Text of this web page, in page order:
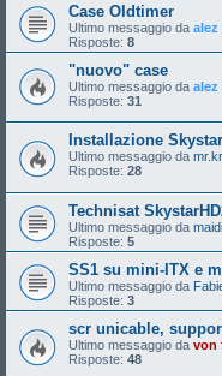
Case Oldtimer
Ultimo messaggio da alez
Risposte: 8
"nuovo" case
Ultimo messaggio da alez
Risposte: 31
Installazione
Ultimo messaggio da
Risposte: 28
Technisat
Ultimo messaggio da
Risposte: 5
SS1 su mini-ITX e
Ultimo messaggio da
Risposte: 3
scr unicable,
Ultimo messaggio da von
Risposte: 48